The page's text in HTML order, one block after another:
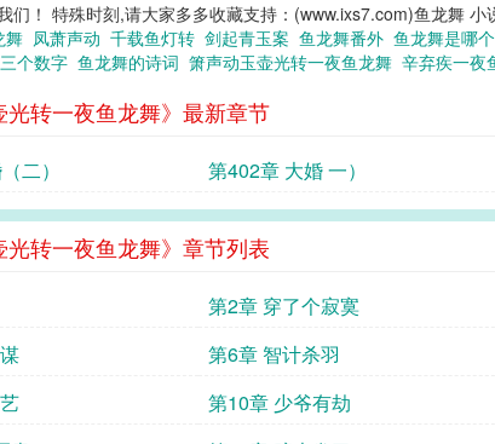
们！ 特殊时刻,请大家多多收藏支持：(www.ixs7.com)鱼龙舞
舞 凤萧声动 千载鱼灯转 剑起青玉案 鱼龙舞番外 鱼龙舞是哪
个数字 鱼龙舞的诗词 箫声动玉壶光转一夜鱼龙舞 辛弃疾一夜
光转一夜鱼龙舞》最新章节
二） 第402章 大婚 一）
光转一夜鱼龙舞》章节列表
第2章 穿了个寂寞
第6章 智计杀羽
第10章 少爷有劫